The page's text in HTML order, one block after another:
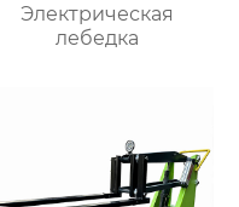
Электрическая
лебедка